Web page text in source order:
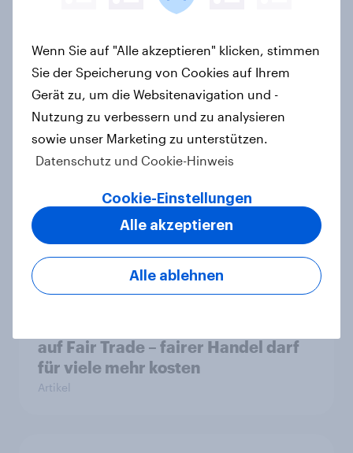
Debt, Savings & Investment Report
2026 – Deutschland
Report
Ökostromer: Offenheit für „grüne
Zukunft“ trifft auf starke
Preissensibilität
auf Fair Trade – fairer Handel darf
für viele mehr kosten
Artikel
Wenn Sie auf "Alle akzeptieren" klicken, stimmen
Sie der Speicherung von Cookies auf Ihrem
Gerät zu, um die Websitenavigation und -
Nutzung zu verbessern und zu analysieren
sowie unser Marketing zu unterstützen.
Datenschutz und Cookie-Hinweis
Cookie-Einstellungen
Alle ablehnen
Alle akzeptieren